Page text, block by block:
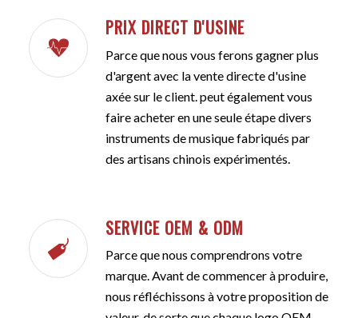
PRIX DIRECT D'USINE
Parce que nous vous ferons gagner plus
d'argent avec la vente directe d'usine
axée sur le client. peut également vous
faire acheter en une seule étape divers
instruments de musique fabriqués par
des artisans chinois expérimentés.
SERVICE OEM & ODM
Parce que nous comprendrons votre
marque. Avant de commencer à produire,
nous réfléchissons à votre proposition de